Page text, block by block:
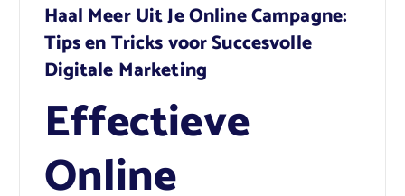
Haal Meer Uit Je Online Campagne:
Tips en Tricks voor Succesvolle
Digitale Marketing
Effectieve
Online